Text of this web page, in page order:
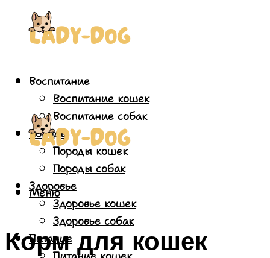
Воспитание
Воспитание кошек
Воспитание собак
Породы
Породы кошек
Породы собак
Здоровье
Здоровье кошек
Здоровье собак
Питание
Меню
Корм для кошек